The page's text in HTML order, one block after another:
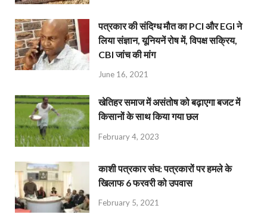
पत्रकार की संदिग्ध मौत का PCI और EGI ने
लिया संज्ञान, यूनियनें रोष में, विपक्ष सक्रिय,
CBI जांच की मांग
June 16, 2021
खेतिहर समाज में असंतोष को बढ़ाएगा बजट में
किसानों के साथ किया गया छल
February 4, 2023
काशी पत्रकार संघ: पत्रकारों पर हमले के
खिलाफ 6 फरवरी को उपवास
February 5, 2021